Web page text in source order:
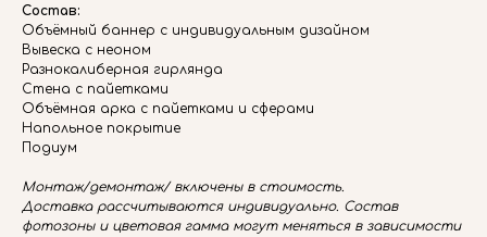
Состав:
Объёмный баннер с индивидуальным дизайном
Вывеска с неоном
Разнокалиберная гирлянда
Стена с пайетками
Объёмная арка с пайетками и сферами
Напольное покрытие
Подиум
Монтаж/демонтаж/ включены в стоимость.
Доставка рассчитываются индивидуально. Состав
фотозоны и цветовая гамма могут меняться в зависимости